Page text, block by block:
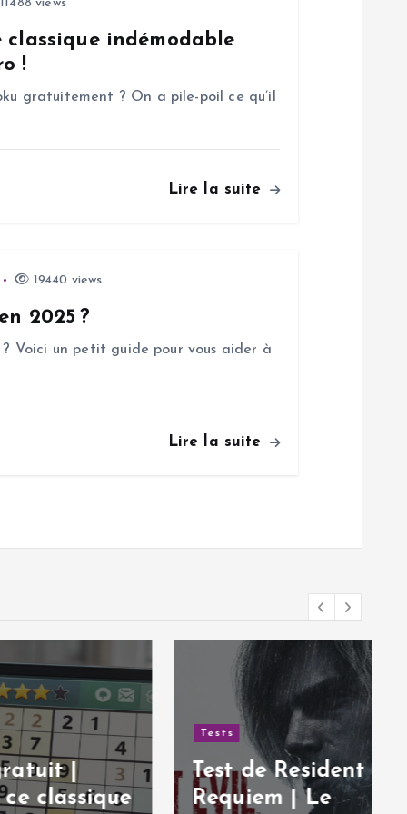
views
indémodable
!
gratuitement ? On a pile-poil ce qu’il
Lire la suite
19440 views
2025 ?
Voici un petit guide pour vous aider à
Lire la suite
Tests
Test de Resident Evil:
Requiem | Le